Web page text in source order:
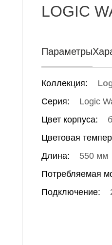
LOGIC
Параметры
Коллекция:
Серия:
Logic
Цвет корпуса:
Цветовая
Длина:
550 мм
Потребляемая
Подключение: